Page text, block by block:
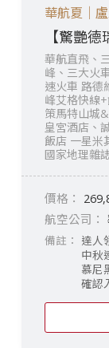
華航夏｜
【驚艷
華航直飛、
峰、三大火
速火車 路德
峰艾格快線
策馬特山城
皇宮酒店、
飯店 一星米
國家地理雜
達人
中秋
慕尼
確認